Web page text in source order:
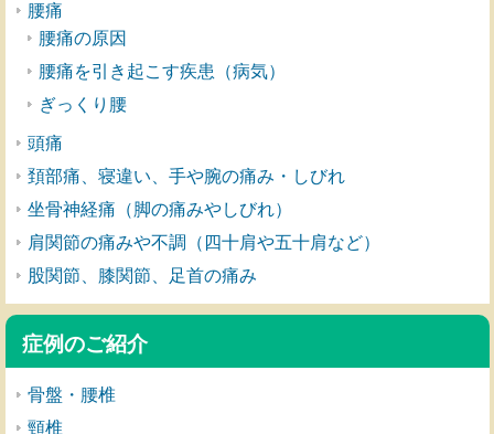
腰痛
腰痛の原因
腰痛を引き起こす疾患（病気）
ぎっくり腰
頭痛
頚部痛、寝違い、手や腕の痛み・しびれ
坐骨神経痛（脚の痛みやしびれ）
肩関節の痛みや不調（四十肩や五十肩など）
股関節、膝関節、足首の痛み
症例のご紹介
骨盤・腰椎
頸椎